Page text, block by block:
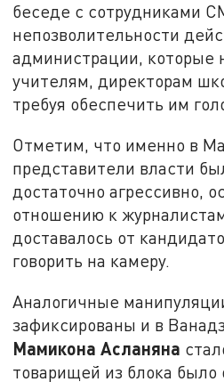
беседе с сотрудниками
непозволительности
администрации, которые
учителям, директорам
требуя обеспечить им
Отметим, что именно в
представители власти
достаточно агрессивно,
отношению к
доставалось от
говорить на камеру.
Аналогичные
зафиксированы и в
Мамикона Асланяна
товарищей из блока было